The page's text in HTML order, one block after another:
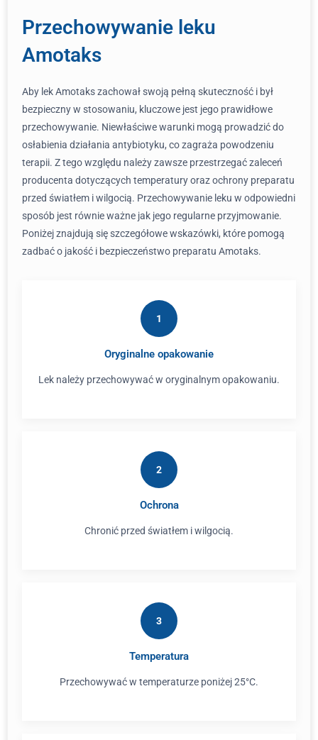
Przechowywanie leku
Amotaks
Aby lek Amotaks zachował swoją pełną skuteczność i był
bezpieczny w stosowaniu, kluczowe jest jego prawidłowe
przechowywanie. Niewłaściwe warunki mogą prowadzić do
osłabienia działania antybiotyku, co zagraża powodzeniu
terapii. Z tego względu należy zawsze przestrzegać zaleceń
producenta dotyczących temperatury oraz ochrony preparatu
przed światłem i wilgocią. Przechowywanie leku w odpowiedni
sposób jest równie ważne jak jego regularne przyjmowanie.
Poniżej znajdują się szczegółowe wskazówki, które pomogą
zadbać o jakość i bezpieczeństwo preparatu Amotaks.
1
Oryginalne opakowanie
Lek należy przechowywać w oryginalnym opakowaniu.
2
Ochrona
Chronić przed światłem i wilgocią.
3
Temperatura
Przechowywać w temperaturze poniżej 25°C.